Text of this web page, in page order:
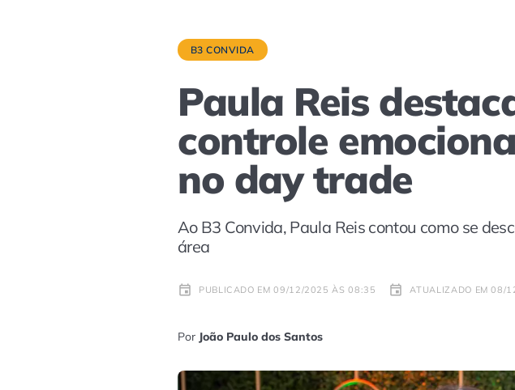
B3 CONVIDA
Paula Reis
controle
no day trade
Ao B3 Convida, Paula Reis contou como se
área
PUBLICADO EM 09/12/2025 ÀS 08:35 ATUALIZADO EM 08/
Por João Paulo dos Santos